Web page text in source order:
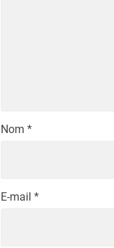
Nom *
E-mail *